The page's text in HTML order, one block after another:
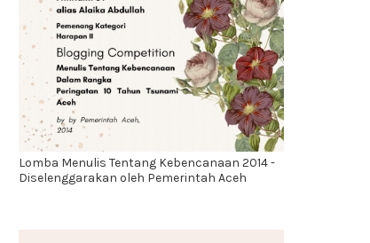
Lomba Menulis Tentang Kebencanaan 2014 -
Diselenggarakan oleh Pemerintah Aceh